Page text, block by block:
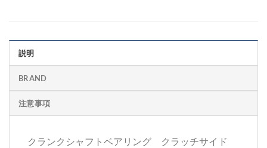
説明
BRAND
注意事項
クランクシャフトベアリング クラッチサイド